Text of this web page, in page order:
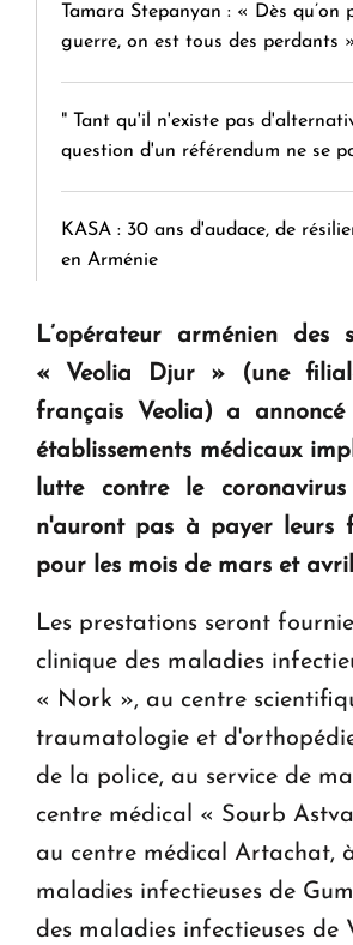
Tamara Stepanyan : « Dès qu’on
guerre, on est tous des perdants
" Tant qu'il n'existe pas
question d'un référendum ne se
KASA : 30 ans d'audace, de
en Arménie
Le premier hôtel Hyatt Regency
ouvrira ses portes à Dilijan
L’opérateur arménien des
« Veolia Djur » (une
français Veolia) a
établissements médicaux
lutte contre le
n'auront pas à payer leurs
pour les mois de mars et
Les prestations seront
clinique des maladies
« Nork », au centre
traumatologie et
de la police, au service de
centre médical « Sourb
au centre médical Artachat,
maladies infectieuses de
des maladies infectieuses de